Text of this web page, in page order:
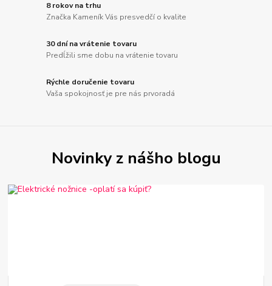
8 rokov na trhu
Značka Kameník Vás presvedčí o kvalite
30 dní na vrátenie tovaru
Predĺžili sme dobu na vrátenie tovaru
Rýchle doručenie tovaru
Vaša spokojnosť je pre nás prvoradá
Novinky z nášho blogu